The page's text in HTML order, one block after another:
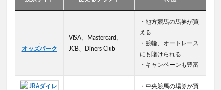
オッズパーク
VISA、Mastercard、
JCB、Diners Club
・地方競馬の馬券が買
える
・競輪、オートレース
にも賭けられる
・キャンペーンも豊富
・中央競馬の場券が買